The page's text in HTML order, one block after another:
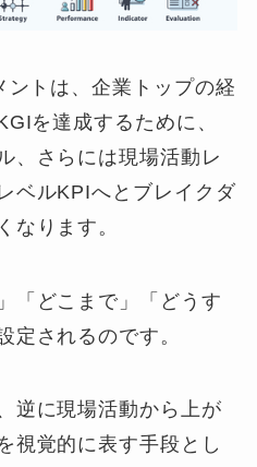
トは、企業トップの経
を達成するために、
、さらには現場活動レ
ベルKPIへとブレイクダ
なります。
「どこまで」「どうす
定されるのです。
逆に現場活動から上が
視覚的に表す手段とし